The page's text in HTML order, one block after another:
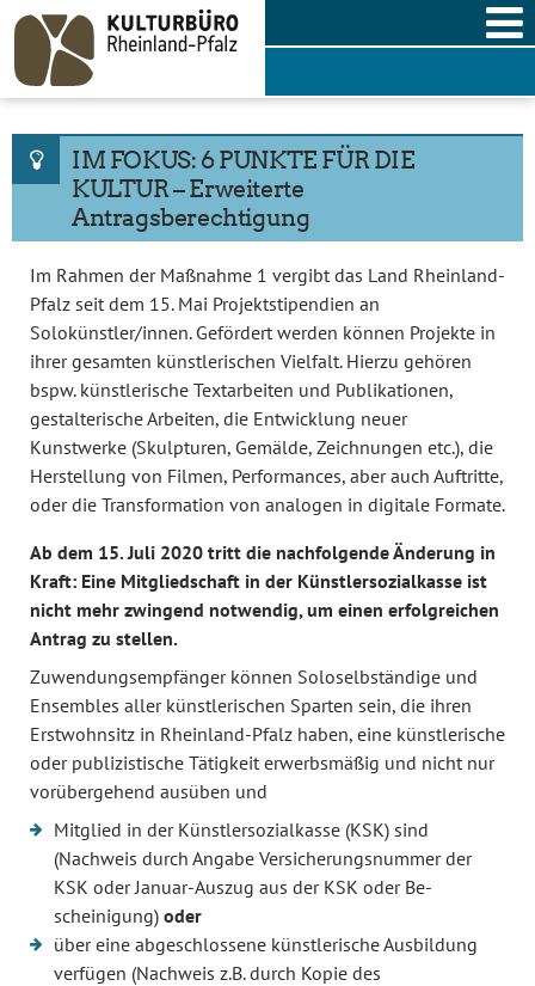
Skip
content
IM FOKUS: 6 PUNKTE FÜR DIE
KULTUR – Erweiterte
Antragsberechtigung
Im Rahmen der Maßnahme 1 vergibt das Land Rheinland-
Pfalz seit dem 15. Mai Projektstipendien an
Solokünstler/innen. Gefördert werden können Projekte in
ihrer gesamten künstlerischen Vielfalt. Hierzu gehören
bspw. künstlerische Textarbeiten und Publikationen,
gestalterische Arbeiten, die Entwicklung neuer
Kunstwerke (Skulpturen, Gemälde, Zeichnungen etc.), die
Herstellung von Filmen, Performances, aber auch Auftritte,
oder die Transformation von analogen in digitale Formate.
Ab dem 15. Juli 2020 tritt die nachfolgende Änderung in
Kraft: Eine Mitgliedschaft in der Künstlersozialkasse ist
nicht mehr zwingend notwendig, um einen erfolgreichen
Antrag zu stellen.
Zuwendungsempfänger können Soloselbständige und
Ensembles aller künstlerischen Sparten sein, die ihren
Erstwohnsitz in Rheinland-Pfalz haben, eine künstlerische
oder publizistische Tätigkeit erwerbsmäßig und nicht nur
vorübergehend ausüben und
Mitglied in der Künstlersozialkasse (KSK) sind
(Nachweis durch Angabe Versicherungsnummer der
KSK oder Januar-Auszug aus der KSK oder Be-
scheinigung) oder
über eine abgeschlossene künstlerische Ausbildung
verfügen (Nachweis z.B. durch Kopie des